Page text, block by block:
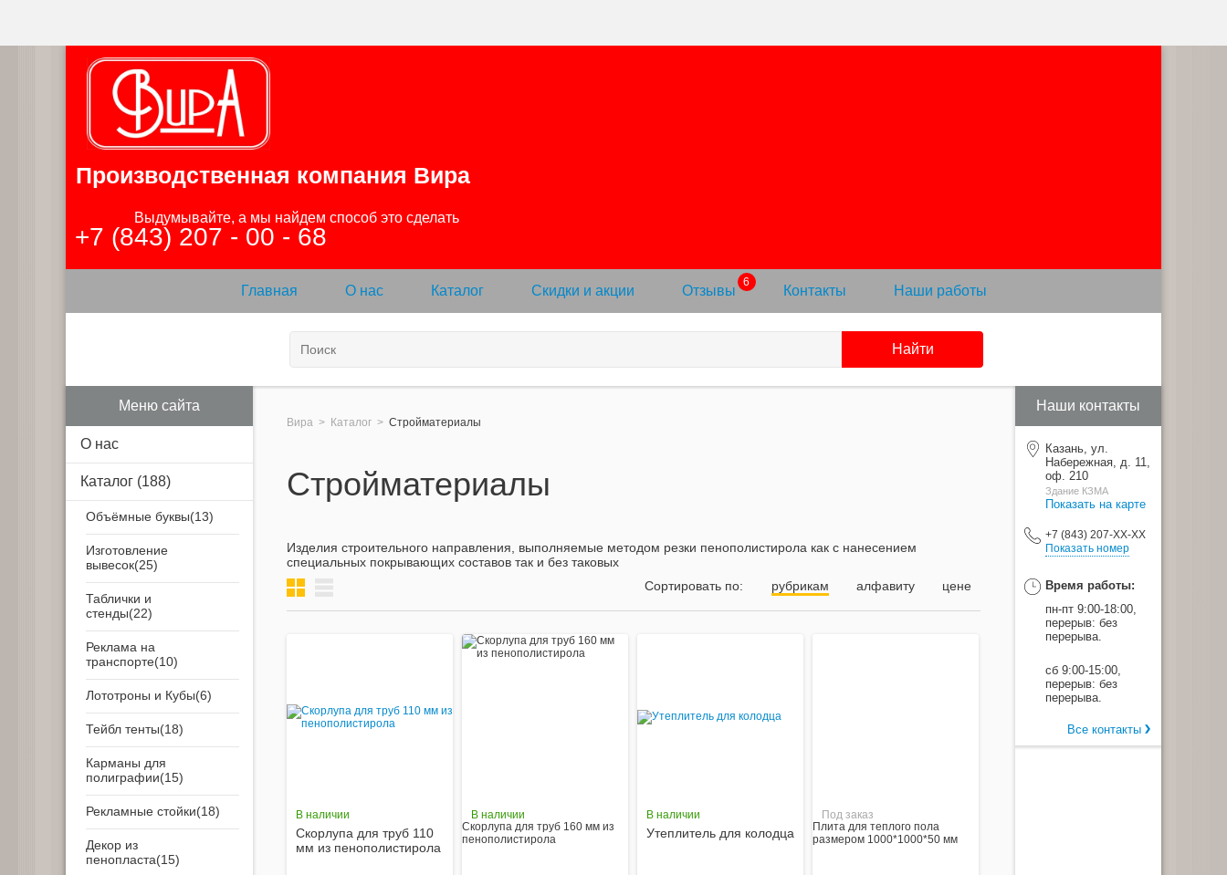
Производственная компания Вира
+7 (843) 207 - 00 - 68
Главная О нас Каталог Скидки и акции Отзывы Контакты Наши работы
Меню сайта
О нас
Каталог (188)
Объёмные буквы
Изготовление
вывесок
Таблички и
стенды
Реклама на
транспорте
Лототроны и Кубы
Тейбл тенты
Карманы для
полиграфии
Рекламные стойки
Декор из
пенопласта
Вира > Каталог > Стройматериалы
Стройматериалы
Изделия строительного направления, выполняемые методом резки пенополистирола как с нанесением
специальных покрывающих составов так и без таковых
галерея
Сортировать по: рубрикам алфавиту цене
В наличии
Скорлупа для труб 110
мм из пенополистирола
В наличии
Скорлупа для труб 160 мм из
пенополистирола
В наличии
Утеплитель для колодца
Под заказ
Плита для теплого пола
размером 1000*1000*50 мм
Наши контакты
Казань, ул.
Набережная, д. 11,
оф. 210
Здание КЗМА
Показать на карте
+7 (843) 207-XX-XX
Показать номер
Время работы:
пн-пт 9:00-18:00,
перерыв: без
перерыва.
сб 9:00-15:00,
перерыв: без
перерыва.
Все контакты